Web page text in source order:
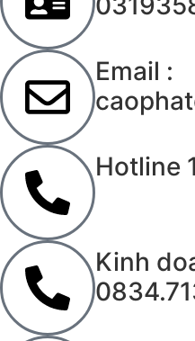
Email :
Hotline
Kinh